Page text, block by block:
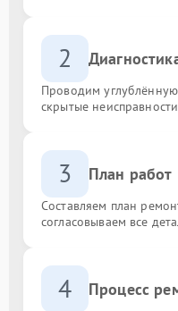
2
Проводим
скрытые
3 План работ
Составляем план
согласовываем все
4 Процесс